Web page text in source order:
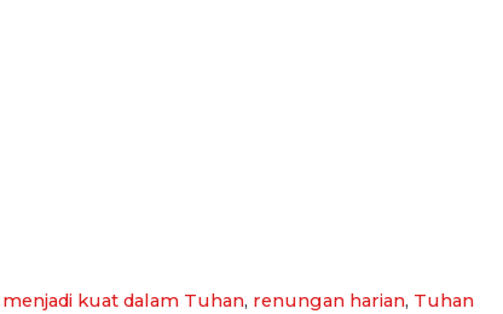
menjadi kuat dalam Tuhan, renungan harian, Tuhan